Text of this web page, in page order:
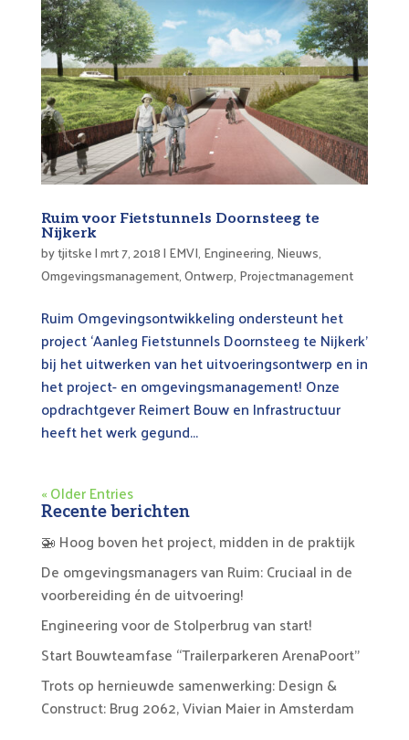
Ruim voor Fietstunnels Doornsteeg te
Nijkerk
bytjitske|mrt 7, 2018| EMVI, Engineering, Nieuws,
Omgevingsmanagement,Ontwerp, Projectmanagement
Ruim Omgevingsontwikkeling ondersteunt het
project ‘Aanleg Fietstunnels Doornsteeg te Nijkerk’
bij het uitwerken van het uitvoeringsontwerp en in
het project- en omgevingsmanagement! Onze
opdrachtgever Reimert Bouw en Infrastructuur
heeft het werk gegund...
« Older Entries
Recente berichten
🚁 Hoog boven het project, midden in de praktijk
De omgevingsmanagers van Ruim: Cruciaal in de
voorbereiding én de uitvoering!
Engineering voor de Stolperbrug van start!
Start Bouwteamfase “Trailerparkeren ArenaPoort”
Trots op hernieuwde samenwerking: Design &
Construct: Brug 2062, Vivian Maier in Amsterdam